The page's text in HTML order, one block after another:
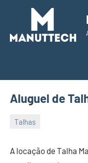
content
Aluguel de
Talhas
November
A locação de Talha